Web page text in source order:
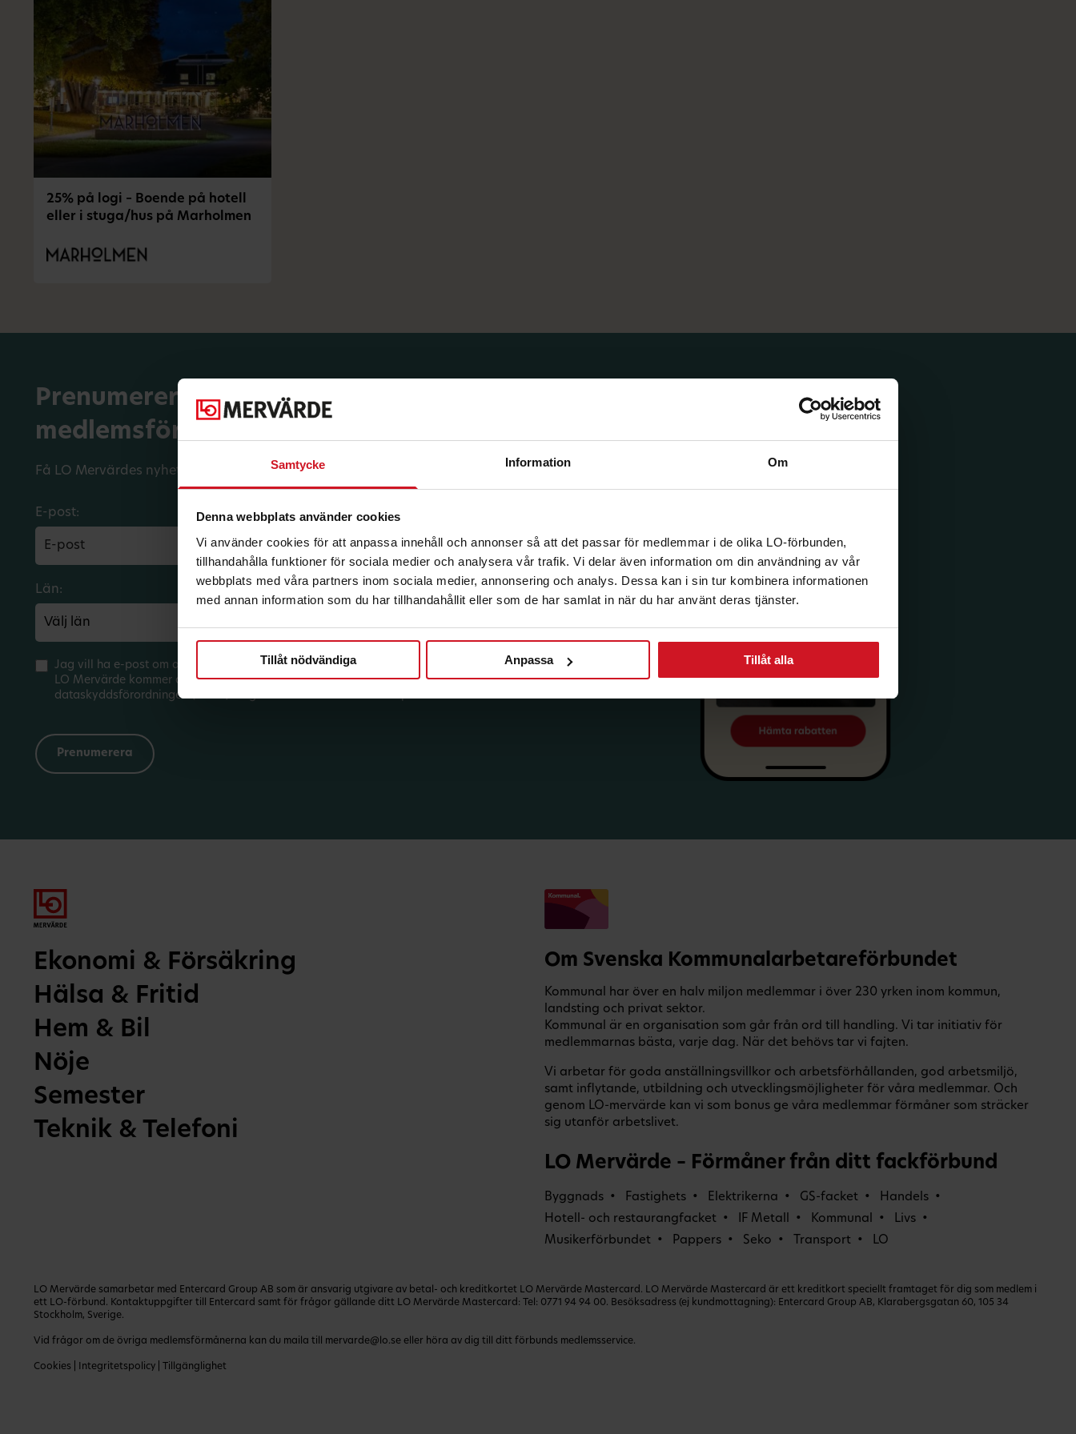
Samtycke Information Om
Denna webbplats använder cookies
Vi använder cookies för att anpassa innehåll och annonser så att det passar för medlemmar i de olika LO-förbunden,
tillhandahålla funktioner för sociala medier och analysera vår trafik. Vi delar även information om din användning av vår
webbplats med våra partners inom sociala medier, annonsering och analys. Dessa kan i sin tur kombinera informationen
med annan information som du har tillhandahållit eller som de har samlat in när du har använt deras tjänster.
Tillåt nödvändiga Anpassa Tillåt alla
25% på logi – Boende på hotell
eller i stuga/hus på Marholmen
Prenumerera på dina
medlemsförmåner.
Få LO Mervärdes nyhetsbrev varje månad till din inkorg.
E-post:
Län: Förbund:
Jag vill ha e-post om aktuella erbjudanden och medlemsförmåner från LO Mervärde.
LO Mervärde kommer att hantera mina personuppgifter i enlighet med allmänna
dataskyddsförordningen (GDPR). Jag kan när som helst avsluta prenumerationen.
Ekonomi & Försäkring
Hälsa & Fritid
Hem & Bil
Nöje
Semester
Teknik & Telefoni
Om Svenska Kommunalarbetareförbundet
Kommunal har över en halv miljon medlemmar i över 230 yrken inom kommun,
landsting och privat sektor.
Kommunal är en organisation som går från ord till handling. Vi tar initiativ för
medlemmarnas bästa, varje dag. När det behövs tar vi fajten.
Vi arbetar för goda anställningsvillkor och arbetsförhållanden, god arbetsmiljö,
samt inflytande, utbildning och utvecklingsmöjligheter för våra medlemmar. Och
genom LO-mervärde kan vi som bonus ge våra medlemmar förmåner som sträcker
sig utanför arbetslivet.
LO Mervärde – Förmåner från ditt fackförbund
Byggnads Fastighets Elektrikerna GS-facket
Handels
Hotell- och restaurangfacket
IF Metall Kommunal
Livs
Musikerförbundet
Pappers Seko Transport LO
LO Mervärde samarbetar med Entercard Group AB som är ansvarig utgivare av betal- och kreditkortet LO Mervärde Mastercard. LO Mervärde Mastercard är ett kreditkort speciellt framtaget för dig som medlem i
ett LO-förbund. Kontaktuppgifter till Entercard samt för frågor gällande ditt LO Mervärde Mastercard: Tel: 0771 94 94 00. Besöksadress (ej kundmottagning): Entercard Group AB, Klarabergsgatan 60, 105 34
Stockholm, Sverige.
Vid frågor om de övriga medlemsförmånerna kan du maila till mervarde@lo.se eller höra av dig till ditt förbunds medlemsservice.
Cookies Integritetspolicy Tillgänglighet